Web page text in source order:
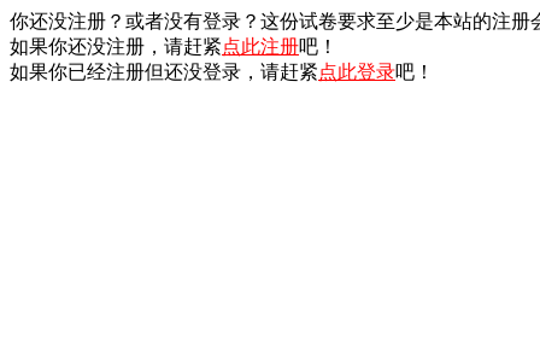
你还没注册？或者没有登录？这份试卷要求至少是本站的注册
如果你还没注册，请赶紧点此注册吧！
如果你已经注册但还没登录，请赶紧点此登录吧！